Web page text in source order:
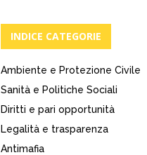
INDICE CATEGORIE
Ambiente e Protezione Civile
Sanità e Politiche Sociali
Diritti e pari opportunità
Legalità e trasparenza
Antimafia